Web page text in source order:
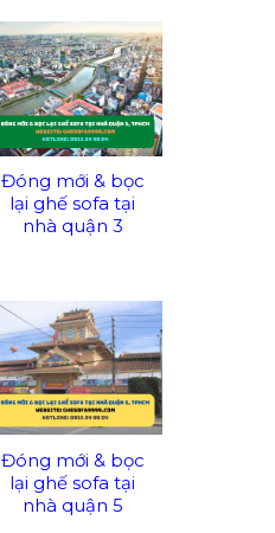
Đóng mới & bọc
lại ghế sofa tại
nhà quận 3
Đóng mới & bọc
lại ghế sofa tại
nhà quận 5